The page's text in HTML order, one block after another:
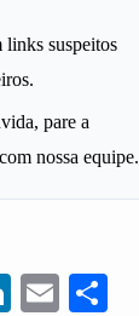
suspeitos
pare a
nossa equipe.
LinkedIn
Email